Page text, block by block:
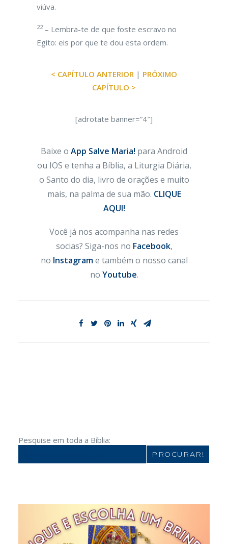
viúva.
22– Lembra-te de que foste escravo no
Egito: eis por que te dou esta ordem.
< CAPÍTULO ANTERIOR | PRÓXIMO
CAPÍTULO >
[adrotate banner=”4″]
Baixe o App Salve Maria! para Android
ou IOS e tenha a Bíblia, a Liturgia Diária,
o Santo do dia, livro de orações e muito
mais, na palma de sua mão. CLIQUE
AQUI!
Você já nos acompanha nas redes
socias? Siga-nos no Facebook,
no Instagrame também o nosso canal
no Youtube.
Pesquise em toda a Bíblia: